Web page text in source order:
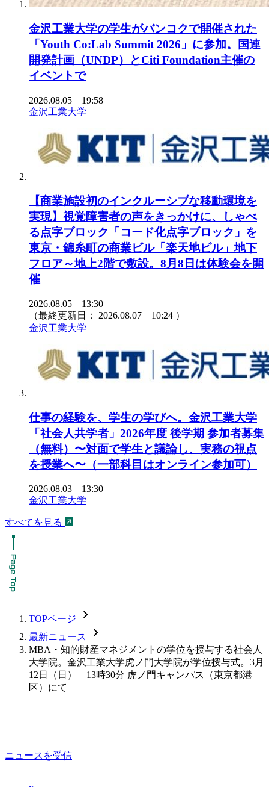
金沢工業大学の学生がバンコクで開催された
「Youth Co:Lab Summit 2026」に参加。国連
開発計画（UNDP）とCiti Foundation主催の
イベントで
2026.08.05 19:58
金沢工業大学
【商業施設初のインクルーシブな移動環境を
実現】視覚障害者の声をきっかけに、しゃべ
る点字ブロック「コード化点字ブロック」を
東京・錦糸町の商業ビル「楽天地ビル」地下
フロア～地上2階で敷設。8月8日は体験会を開
催
2026.08.05 13:30
（最終更新日： 2026.08.07 10:24 ）
金沢工業大学
仕事の経験を、学生の学びへ。金沢工業大学
「社会人共学者」2026年度 後学期 参加者募集
（無料）〜対面で学生と議論し、実務の視点
を授業へ〜（一部科目はオンライン参加可）
2026.08.03 13:30
金沢工業大学
すべてを見る
TOPページ chevron_forward
最新ニュース chevron_forward
MBA・知的財産マネジメントの学位を授与する社会人
大学院。金沢工業大学虎ノ門大学院が学位授与式。3月
12日（日） 13時30分 虎ノ門キャンパス（東京都港
区）にて
ニュースを受信